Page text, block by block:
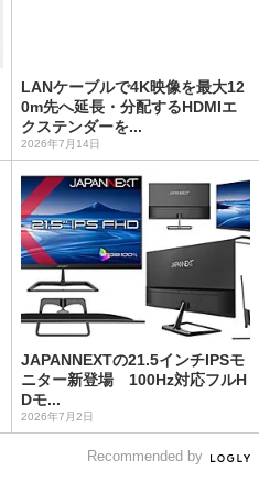
LANケーブルで4K映像を最大12
0m先へ延長・分配するHDMIエ
クステンダーを...
2026年7月14日
JAPANNEXTの21.5インチIPSモ
ニター新登場 100Hz対応フルH
Dモ...
2026年7月2日
Recommended by